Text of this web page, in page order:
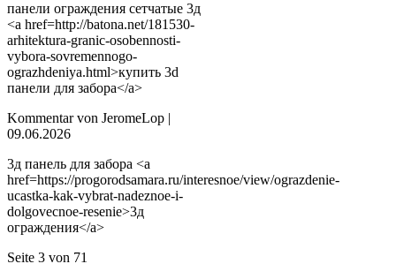
панели ограждения сетчатые 3д
<a href=http://batona.net/181530-
arhitektura-granic-osobennosti-
vybora-sovremennogo-
ograzhdeniya.html>купить 3d
панели для забора</a>
Kommentar von JeromeLop |
09.06.2026
3д панель для забора <a
href=https://progorodsamara.ru/interesnoe/view/ograzdenie-
ucastka-kak-vybrat-nadeznoe-i-
dolgovecnoe-resenie>3д
ограждения</a>
Seite 3 von 71